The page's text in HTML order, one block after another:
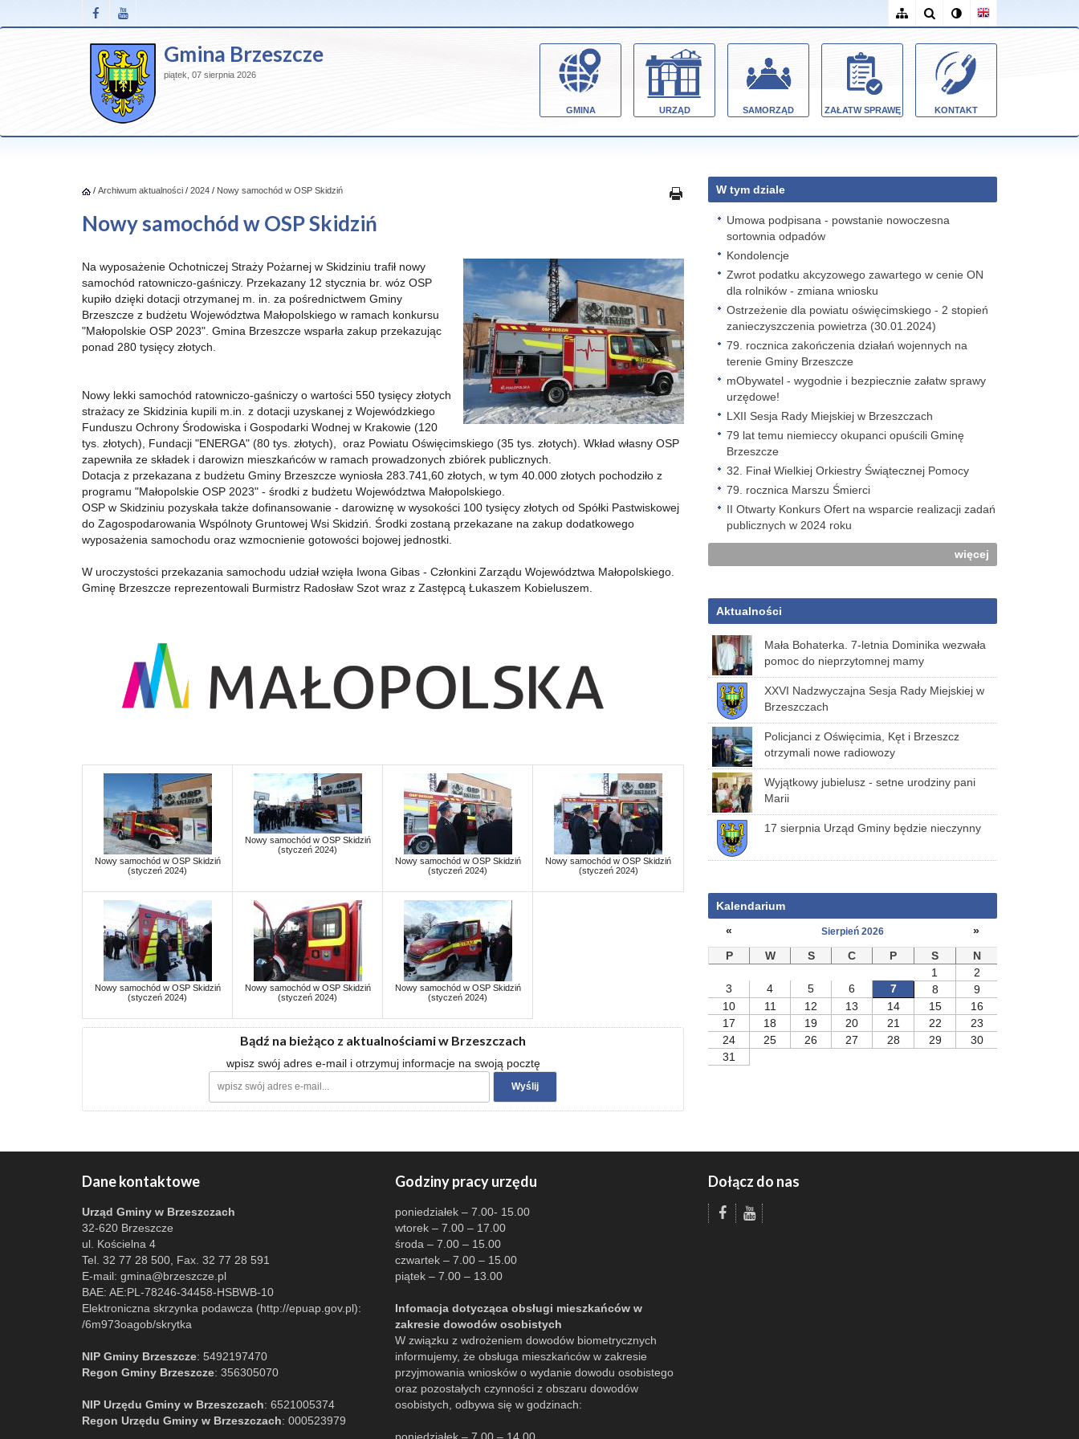
Gmina Brzeszcze
piątek, 07 sierpnia 2026
GMINA URZĄD SAMORZĄD ZAŁATW SPRAWĘ KONTAKT
/ Archiwum aktualności / 2024 / Nowy samochód w OSP Skidziń
Nowy samochód w OSP Skidziń
Na wyposażenie Ochotniczej Straży Pożarnej w Skidziniu trafił nowy
samochód ratowniczo-gaśniczy. Przekazany 12 stycznia br. wóz OSP
kupiło dzięki dotacji otrzymanej m. in. za pośrednictwem Gminy
Brzeszcze z budżetu Województwa Małopolskiego w ramach konkursu
"Małopolskie OSP 2023". Gmina Brzeszcze wsparła zakup przekazując
ponad 280 tysięcy złotych.
Nowy lekki samochód ratowniczo-gaśniczy o wartości 550 tysięcy złotych
strażacy ze Skidzinia kupili m.in. z dotacji uzyskanej z Wojewódzkiego
Funduszu Ochrony Środowiska i Gospodarki Wodnej w Krakowie (120
tys. złotych), Fundacji "ENERGA" (80 tys. złotych), oraz Powiatu Oświęcimskiego (35 tys. złotych). Wkład własny OSP
zapewniła ze składek i darowizn mieszkańców w ramach prowadzonych zbiórek publicznych.
Dotacja z przekazana z budżetu Gminy Brzeszcze wyniosła 283.741,60 złotych, w tym 40.000 złotych pochodziło z
programu "Małopolskie OSP 2023" - środki z budżetu Województwa Małopolskiego.
OSP w Skidziniu pozyskała także dofinansowanie - darowiznę w wysokości 100 tysięcy złotych od Spółki Pastwiskowej
do Zagospodarowania Wspólnoty Gruntowej Wsi Skidziń. Środki zostaną przekazane na zakup dodatkowego
wyposażenia samochodu oraz wzmocnienie gotowości bojowej jednostki.
W uroczystości przekazania samochodu udział wzięła Iwona Gibas - Członkini Zarządu Województwa Małopolskiego.
Gminę Brzeszcze reprezentowali Burmistrz Radosław Szot wraz z Zastępcą Łukaszem Kobieluszem.
Nowy samochód w OSP Skidziń
(styczeń 2024)
Nowy samochód w OSP Skidziń
(styczeń 2024)
Nowy samochód w OSP Skidziń
(styczeń 2024)
Nowy samochód w OSP Skidziń
(styczeń 2024)
Nowy samochód w OSP Skidziń
(styczeń 2024)
Nowy samochód w OSP Skidziń
(styczeń 2024)
Nowy samochód w OSP Skidziń
(styczeń 2024)
Bądź na bieżąco z aktualnościami w Brzeszczach
wpisz swój adres e-mail i otrzymuj informacje na swoją pocztę
W tym dziale
Umowa podpisana - powstanie nowoczesna
sortownia odpadów
Kondolencje
Zwrot podatku akcyzowego zawartego w cenie ON
dla rolników - zmiana wniosku
Ostrzeżenie dla powiatu oświęcimskiego - 2 stopień
zanieczyszczenia powietrza (30.01.2024)
79. rocznica zakończenia działań wojennych na
terenie Gminy Brzeszcze
mObywatel - wygodnie i bezpiecznie załatw sprawy
urzędowe!
LXII Sesja Rady Miejskiej w Brzeszczach
79 lat temu niemieccy okupanci opuścili Gminę
Brzeszcze
32. Finał Wielkiej Orkiestry Świątecznej Pomocy
79. rocznica Marszu Śmierci
II Otwarty Konkurs Ofert na wsparcie realizacji zadań
publicznych w 2024 roku
więcej
Aktualności
Mała Bohaterka. 7-letnia Dominika wezwała
pomoc do nieprzytomnej mamy
XXVI Nadzwyczajna Sesja Rady Miejskiej w
Brzeszczach
Policjanci z Oświęcimia, Kęt i Brzeszcz
otrzymali nowe radiowozy
Wyjątkowy jubielusz - setne urodziny pani
Marii
17 sierpnia Urząd Gminy będzie nieczynny
Kalendarium
«
Sierpień 2026
»
P
W S C P S
N
1
2
3
4 5 6 7 8
9
10
11 12 13 14 15
16
17
18 19 20 21 22
23
24
25 26 27 28 29
30
31
Dane kontaktowe
Urząd Gminy w Brzeszczach
32-620 Brzeszcze
ul. Kościelna 4
Tel. 32 77 28 500, Fax. 32 77 28 591
E-mail: gmina@brzeszcze.pl
BAE: AE:PL-78246-34458-HSBWB-10
Elektroniczna skrzynka podawcza (http://epuap.gov.pl):
/6m973oagob/skrytka
NIP Gminy Brzeszcze: 5492197470
Regon Gminy Brzeszcze: 356305070
NIP Urzędu Gminy w Brzeszczach: 6521005374
Regon Urzędu Gminy w Brzeszczach: 000523979
Godziny pracy urzędu
poniedziałek – 7.00- 15.00
wtorek – 7.00 – 17.00
środa – 7.00 – 15.00
czwartek – 7.00 – 15.00
piątek – 7.00 – 13.00
Infomacja dotycząca obsługi mieszkańców w
zakresie dowodów osobistych
W związku z wdrożeniem dowodów biometrycznych
informujemy, że obsługa mieszkańców w zakresie
przyjmowania wniosków o wydanie dowodu osobistego
oraz pozostałych czynności z obszaru dowodów
osobistych, odbywa się w godzinach:
Dołącz do nas